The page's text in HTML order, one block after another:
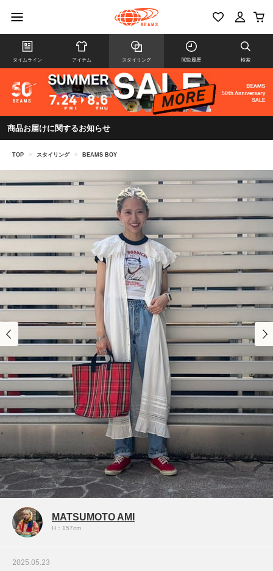
タイムライン アイテム スタイリング 閲覧履歴 検索
商品お届けに関するお知らせ
TOP > スタイリング > BEAMS BOY
MATSUMOTO AMI
H：157cm
2025.05.23